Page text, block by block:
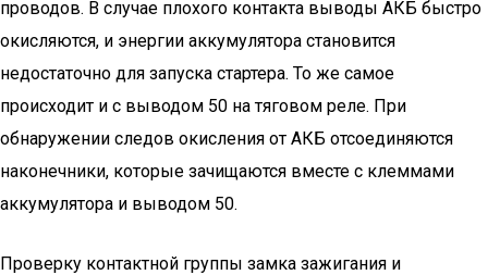
проводов. В случае плохого контакта выводы АКБ быстро
окисляются, и энергии аккумулятора становится
недостаточно для запуска стартера. То же самое
происходит и с выводом 50 на тяговом реле. При
обнаружении следов окисления от АКБ отсоединяются
наконечники, которые зачищаются вместе с клеммами
аккумулятора и выводом 50.
Проверку контактной группы замка зажигания и